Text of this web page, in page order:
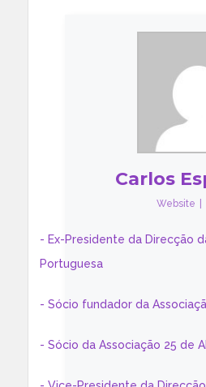
Carlos
Website
- Ex-Presidente da Direcção
Portuguesa
- Sócio fundador da
- Sócio da Associação 25 de